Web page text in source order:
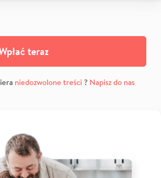
teraz
niedozwolone treści? Napisz do nas